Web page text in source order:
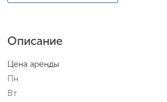
Описание
Цена аренды
Пн
Вт